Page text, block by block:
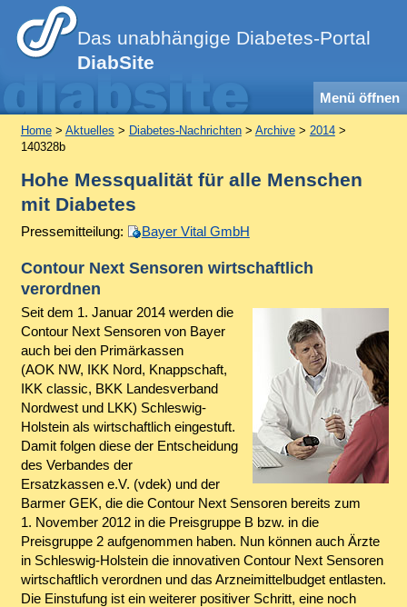
Das unabhängige Diabetes-Portal
DiabSite
Menü öffnen
Home> Aktuelles > Diabetes-Nachrichten> Archive> 2014>
140328b
Hohe Messqualität für alle Menschen
mit Diabetes
Pressemitteilung: Bayer Vital GmbH
Contour Next Sensoren wirtschaftlich
verordnen
Seit dem 1. Januar 2014 werden die
Contour Next Sensoren von Bayer
auch bei den Primärkassen
(AOK NW, IKK Nord, Knappschaft,
IKK classic, BKK Landesverband
Nordwest und LKK) Schleswig-
Holstein als wirtschaftlich eingestuft.
Damit folgen diese der Entscheidung
des Verbandes der
Ersatzkassen e.V. (vdek) und der
Barmer GEK, die die Contour Next Sensoren bereits zum
1. November 2012 in die Preisgruppe B bzw. in die
Preisgruppe 2 aufgenommen haben. Nun können auch Ärzte
in Schleswig-Holstein die innovativen Contour Next Sensoren
wirtschaftlich verordnen und das Arzneimittelbudget entlasten.
Die Einstufung ist ein weiterer positiver Schritt, eine noch